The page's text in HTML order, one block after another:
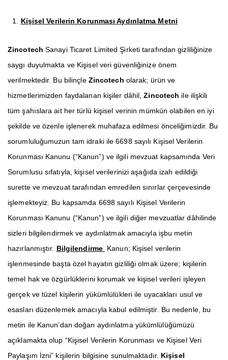
Kişisel Verilerin Korunması Aydınlatma Metni
Zincotech Sanayi Ticaret Limited Şirketi tarafından gizliliğinize
saygı duyulmakta ve Kişisel veri güvenliğinize önem
verilmektedir. Bu bilinçle Zincotech olarak; ürün ve
hizmetlerimizden faydalanan kişiler dâhil,Zincotech ile ilişkili
tüm şahıslara ait her türlü kişisel verinin mümkün olabilen en iyi
şekilde ve özenle işlenerek muhafaza edilmesi önceliğimizdir. Bu
sorumluluğumuzun tam idraki ile 6698 sayılı Kişisel Verilerin
Korunması Kanunu (“Kanun”) ve ilgili mevzuat kapsamında Veri
Sorumlusu sıfatıyla, kişisel verilerinizi aşağıda izah edildiği
surette ve mevzuat tarafından emredilen sınırlar çerçevesinde
işlemekteyiz. Bu kapsamda 6698 sayılı Kişisel Verilerin
Korunması Kanunu (“Kanun”) ve ilgili diğer mevzuatlar dâhilinde
sizleri bilgilendirmek ve aydınlatmak amacıyla işbu metin
hazırlanmıştır. Bilgilendirme Kanun; Kişisel verilerin
işlenmesinde başta özel hayatın gizliliği olmak üzere; kişilerin
temel hak ve özgürlüklerini korumak ve kişisel verileri işleyen
gerçek ve tüzel kişilerin yükümlülükleri ile uyacakları usul ve
esasları düzenlemek amacıyla kabul edilmiştir. Bu nedenle, bu
metin ile Kanun’dan doğan aydınlatma yükümlülüğümüzü
açıklamakta olup “Kişisel Verilerin Korunması ve Kişisel Veri
Paylaşım İzni” kişilerin bilgisine sunulmaktadır. Kişisel